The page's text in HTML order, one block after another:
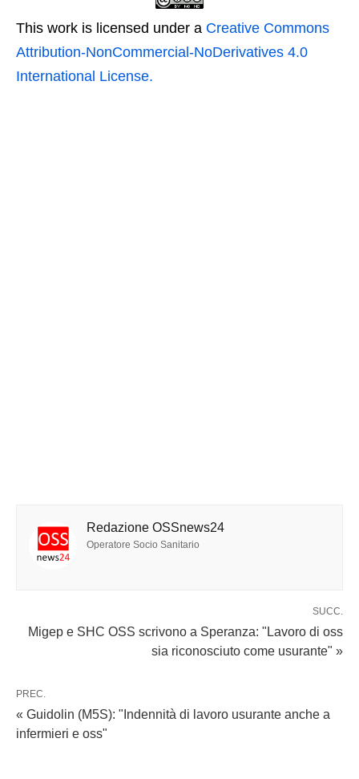
This work is licensed under a Creative Commons
Attribution-NonCommercial-NoDerivatives 4.0
International License.
Redazione OSSnews24
Operatore Socio Sanitario
SUCC.
Migep e SHC OSS scrivono a Speranza: "Lavoro di oss
sia riconosciuto come usurante" »
PREC.
« Guidolin (M5S): "Indennità di lavoro usurante anche a
infermieri e oss"